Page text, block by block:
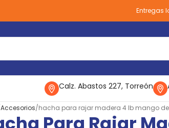
Entregas
Calz. Abastos 227, Torreón
Accesorios hacha para rajar madera 4 lb mango de